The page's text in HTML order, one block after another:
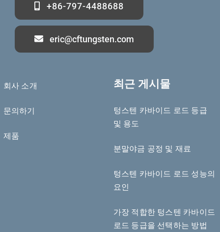
+86-797-4488688
eric@cftungsten.com
회사 소개
문의하기
제품
최근 게시물
텅스텐 카바이드 로드 등급
및 용도
분말야금 공정 및 재료
텅스텐 카바이드 로드 성능의
요인
가장 적합한 텅스텐 카바이드
로드 등급을 선택하는 방법
Türkçe
ไทย
Español de México
Čeština
Deutsch (Sie)